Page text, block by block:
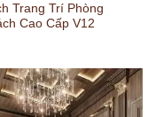
Trang Trí Phòng
Cao Cấp V12